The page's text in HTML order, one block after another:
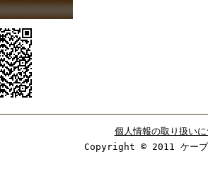
個人情報の取り扱い
Copyright © 2011 ケーブ